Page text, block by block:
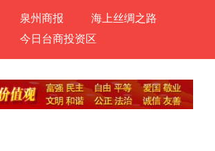
泉州商报
海上丝绸之路
今日台商投资区